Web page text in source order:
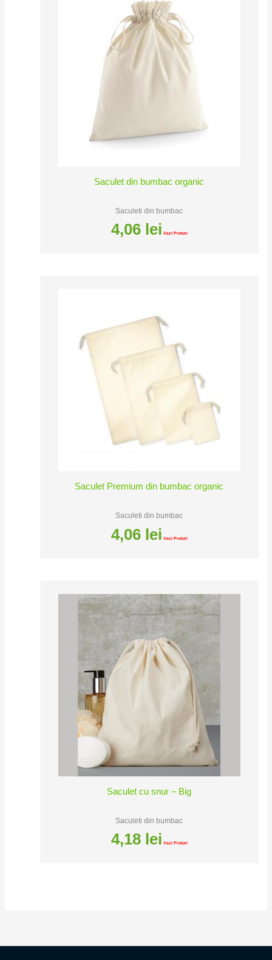
Saculet din bumbac organic
Saculeti din bumbac
4,06 lei Vezi Preturi
Saculet Premium din bumbac organic
Saculeti din bumbac
4,06 lei Vezi Preturi
Saculet cu snur – Big
Saculeti din bumbac
4,18 lei Vezi Preturi